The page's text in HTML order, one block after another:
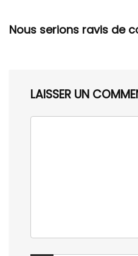
Nous serions ravis de
LAISSER UN